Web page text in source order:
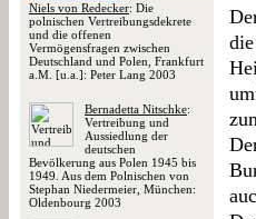
Niels von Redecker: Die
polnischen Vertreibungsdekrete
und die offenen
Vermögensfragen zwischen
Deutschland und Polen, Frankfurt
a.M. [u.a.]: Peter Lang 2003
Bernadetta Nitschke:
Vertreibung und
Aussiedlung der
deutschen
Bevölkerung aus Polen 1945 bis
1949. Aus dem Polnischen von
Stephan Niedermeier, München:
Oldenbourg 2003